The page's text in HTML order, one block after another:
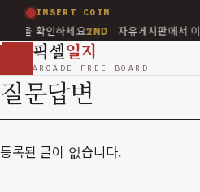
INSERT COIN
항을 확인하세요2ND 자유게시판에서
픽셀일지
ARCADE FREE BOARD
질문답변
등록된 글이 없습니다.